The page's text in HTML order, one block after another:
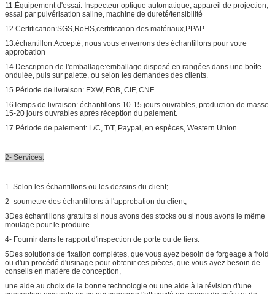
11.Équipement d'essai: Inspecteur optique automatique, appareil de projection,
essai par pulvérisation saline, machine de dureté/tensibilité
12.Certification:SGS,RoHS,certification des matériaux,PPAP
13.échantillon:Accepté, nous vous enverrons des échantillons pour votre
approbation
14.Description de l'emballage:emballage disposé en rangées dans une boîte
ondulée, puis sur palette, ou selon les demandes des clients.
15.Période de livraison: EXW, FOB, CIF, CNF
16Temps de livraison: échantillons 10-15 jours ouvrables, production de masse
15-20 jours ouvrables après réception du paiement.
17.Période de paiement: L/C, T/T, Paypal, en espèces, Western Union
2- Services:
1. Selon les échantillons ou les dessins du client;
2- soumettre des échantillons à l'approbation du client;
3Des échantillons gratuits si nous avons des stocks ou si nous avons le même
moulage pour le produire.
4- Fournir dans le rapport d'inspection de porte ou de tiers.
5Des solutions de fixation complètes, que vous ayez besoin de forgeage à froid
ou d'un procédé d'usinage pour obtenir ces pièces, que vous ayez besoin de
conseils en matière de conception,
une aide au choix de la bonne technologie ou une aide à la révision d'une